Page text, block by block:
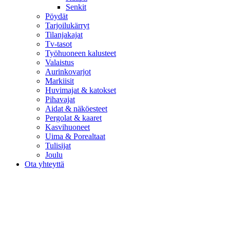
Senkit
Pöydät
Tarjoilukärryt
Tilanjakajat
Tv-tasot
Työhuoneen kalusteet
Valaistus
Aurinkovarjot
Markiisit
Huvimajat & katokset
Pihavajat
Aidat & näköesteet
Pergolat & kaaret
Kasvihuoneet
Uima & Porealtaat
Tulisijat
Joulu
Ota yhteyttä